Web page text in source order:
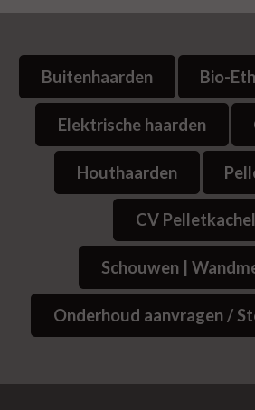
Buitenhaarden Bio-
Elektrische haarden
Houthaarden
CV
Schouwen |
Onderhoud aanvragen /